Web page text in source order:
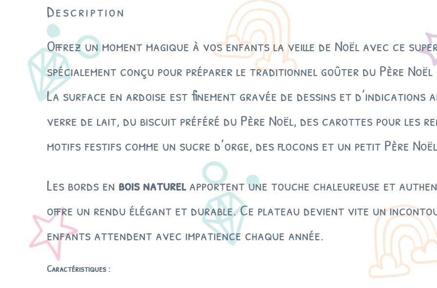
P
l
t
e
a
B
o
i
&
d
o
Description
Offrez un moment magique à vos enfants la veille de Noël avec ce
spécialement conçu pour préparer le traditionnel goûter du Père Noël
La surface en ardoise est finement gravée de dessins et d’indications
verre de lait, du biscuit préféré du Père Noël, des carottes pour les
motifs festifs comme un sucre d’orge, des flocons et un petit Père
Les bords en bois naturelapportent une touche chaleureuse et
offre un rendu élégant et durable. Ce plateau devient vite un
enfants attendent avec impatience chaque année.
Caractéristiques :